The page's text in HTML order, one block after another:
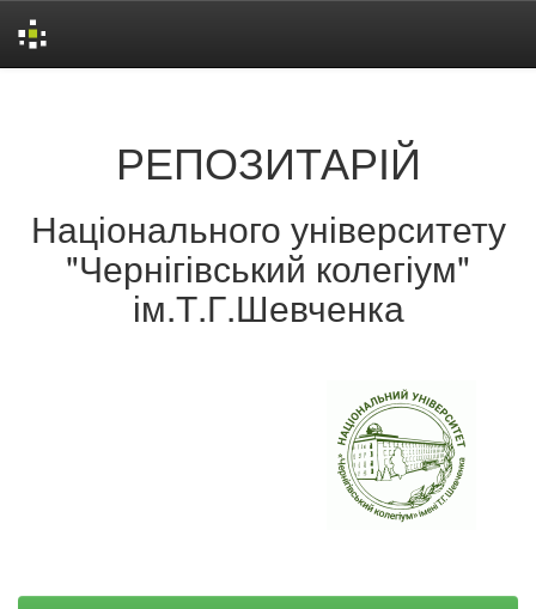
РЕПОЗИТАРІЙ
Національного університету
"Чернігівський колегіум"
ім.Т.Г.Шевченка